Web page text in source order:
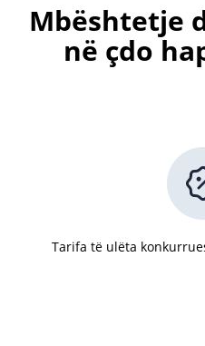
Mbështetje
në çdo
Tarifa të ulëta